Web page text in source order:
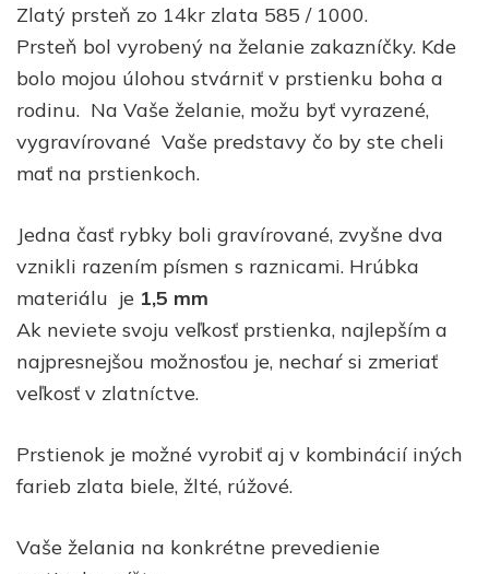
Zlatý prsteň zo 14kr zlata 585 / 1000.
Prsteň bol vyrobený na želanie zakazníčky. Kde
bolo mojou úlohou stvárniť v prstienku boha a
rodinu. Na Vaše želanie, možu byť vyrazené,
vygravírované Vaše predstavy čo by ste cheli
mať na prstienkoch.
Jedna časť rybky boli gravírované, zvyšne dva
vznikli razením písmen s raznicami. Hrúbka
materiálu je 1,5 mm
Ak neviete svoju veľkosť prstienka, najlepším a
najpresnejšou možnosťou je, nechaŕ si zmeriať
veľkosť v zlatníctve.
Prstienok je možné vyrobiť aj v kombinácií iných
farieb zlata biele, žlté, rúžové.
Vaše želania na konkrétne prevedienie